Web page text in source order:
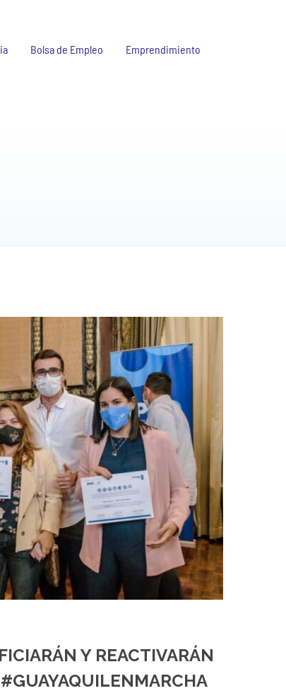
Bolsa de Empleo Emprendimiento
Y REACTIVARÁN